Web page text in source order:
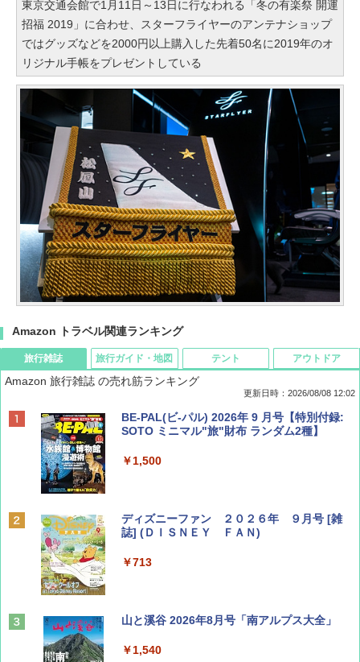
東京交通会館で1月11日～13日に行なわれる「冬の有楽祭 開運
招福 2019」に合わせ、スターフライヤーのアンテナショップ
ではグッズなどを2000円以上購入した先着50名に2019年のオ
リジナル手帳をプレゼントしている
Amazon トラベル関連ランキング
旅行雑誌
Amazon 旅行雑誌 の売れ筋ランキング
更新日時：2026/08/08 12:02
BE-PAL(ビ-パル) 2026年 9 月号【特別付録:
SOTO ミニマル"旅"財布 ランダム2種】
￥1,500
ディズニーファン ２０２６年 ９月号 [雑
誌] (ＤＩＳＮＥＹ ＦＡＮ)
￥713
山と溪谷 2026年8月号「南アルプス大全」
￥1,540
旅行ガイド・地図 テント アウトドア